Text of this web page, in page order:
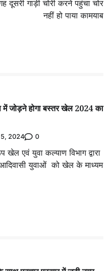
गाड़ी चोरी करने पहुंचा चोर
नहीं हो पाया कामयाब
में जोड़ने होगा बस्तर खेल 2024 का
2024 0
एवं युवा कल्याण विभाग द्वारा
युवाओं को खेल के माध्यम